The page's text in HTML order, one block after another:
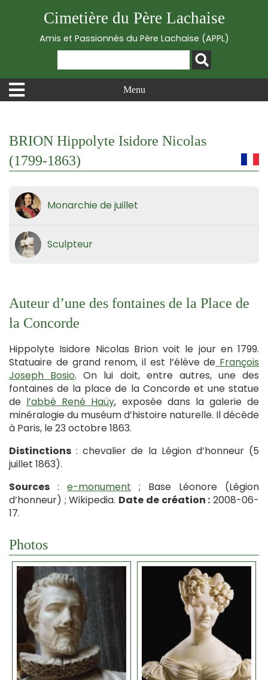
Cimetière du Père Lachaise
Amis et Passionnés du Père Lachaise (APPL)
Menu
BRION Hippolyte Isidore Nicolas
(1799-1863)
Monarchie de juillet
Sculpteur
Auteur d’une des fontaines de la Place de
la Concorde
Hippolyte Isidore Nicolas Brion voit le jour en 1799.
Statuaire de grand renom, il est l’élève de François
Joseph Bosio. On lui doit, entre autres, une des
fontaines de la place de la Concorde et une statue
de l’abbé René Haüy, exposée dans la galerie de
minéralogie du muséum d’histoire naturelle. Il décède
à Paris, le 23 octobre 1863.
Distinctions : chevalier de la Légion d’honneur (5
juillet 1863).
Sources : e-monument ; Base Léonore (Légion
d’honneur) ; Wikipedia. Date de création : 2008-06-
17.
Photos